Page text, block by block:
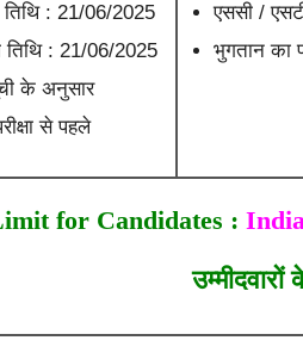
: 21/06/2025
: 21/06/2025
के अनुसार
से पहले
एससी /
भुगतान का
for Candidates :